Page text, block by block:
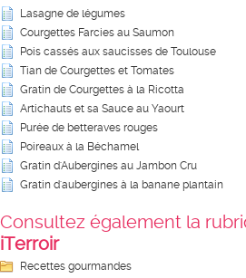
Lasagne de légumes
Courgettes Farcies au Saumon
Pois cassés aux saucisses de Toulouse
Tian de Courgettes et Tomates
Gratin de Courgettes à la Ricotta
Artichauts et sa Sauce au Yaourt
Purée de betteraves rouges
Poireaux à la Béchamel
Gratin d'Aubergines au Jambon Cru
Gratin d'aubergines à la banane plantain
Consultez également la
iTerroir
Recettes gourmandes